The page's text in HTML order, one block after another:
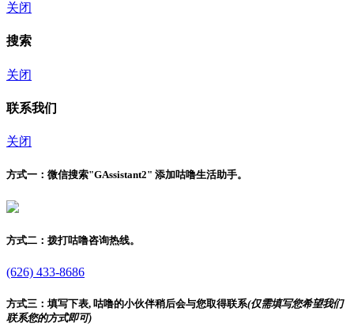
关闭
搜索
关闭
联系我们
关闭
方式一： 微信搜索"GAssistant2" 添加咕噜生活助手。
方式二： 拨打咕噜咨询热线。
(626) 433-8686
方式三： 填写下表, 咕噜的小伙伴稍后会与您取得联系(仅需填写您希望我们
联系您的方式即可)